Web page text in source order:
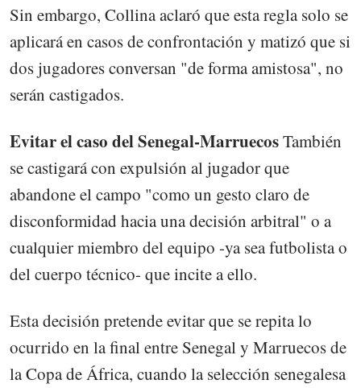
Sin embargo, Collina aclaró que esta regla solo se
aplicará en casos de confrontación y matizó que si
dos jugadores conversan "de forma amistosa", no
serán castigados.
Evitar el caso del Senegal-MarruecosTambién
se castigará con expulsión al jugador que
abandone el campo "como un gesto claro de
disconformidad hacia una decisión arbitral" o a
cualquier miembro del equipo -ya sea futbolista o
del cuerpo técnico- que incite a ello.
Esta decisión pretende evitar que se repita lo
ocurrido en la final entre Senegal y Marruecos de
la Copa de África, cuando la selección senegalesa